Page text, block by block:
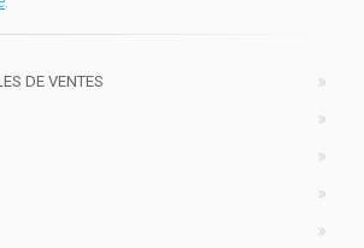
DE VENTES